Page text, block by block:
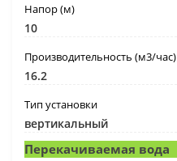
Напор (м)
10
Производительность (м3/час)
16.2
Тип установки
вертикальный
Перекачиваемая вода